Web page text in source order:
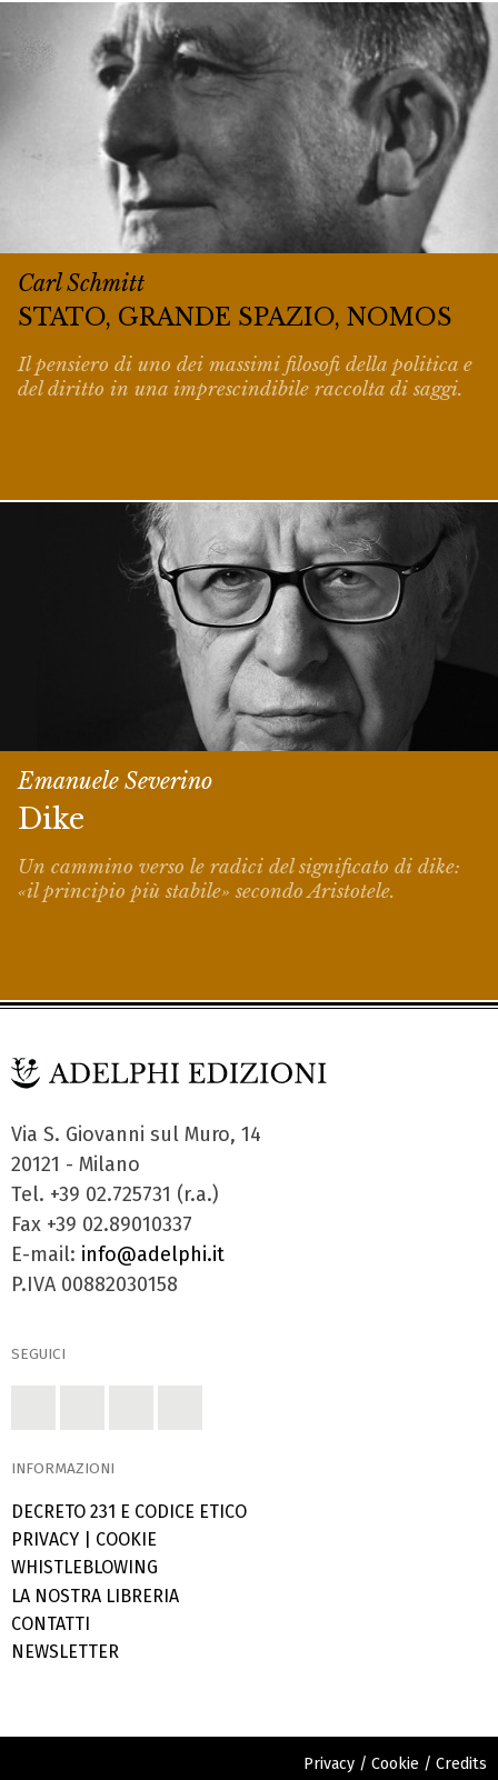
Carl Schmitt
STATO, GRANDE SPAZIO, NOMOS
Il pensiero di uno dei massimi filosofi della politica e
del diritto in una imprescindibile raccolta di saggi.
Emanuele Severino
Dike
Un cammino verso le radici del significato di dike:
«il principio più stabile» secondo Aristotele.
Via S. Giovanni sul Muro, 14
20121 - Milano
Tel. +39 02.725731 (r.a.)
Fax +39 02.89010337
E-mail: info@adelphi.it
P.IVA 00882030158
SEGUICI
INFORMAZIONI
DECRETO 231 E CODICE ETICO
PRIVACY
COOKIE
WHISTLEBLOWING
LA NOSTRA LIBRERIA
CONTATTI
NEWSLETTER
Privacy / Cookie / Credits